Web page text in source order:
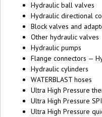
Hydraulic ball valves
Hydraulic directional
Block valves and
Other hydraulic valves
Hydraulic pumps
Flange connectors —
Hydraulic cylinders
WATERBLAST hoses
Ultra High Pressure
Ultra High Pressure
Ultra High Pressure